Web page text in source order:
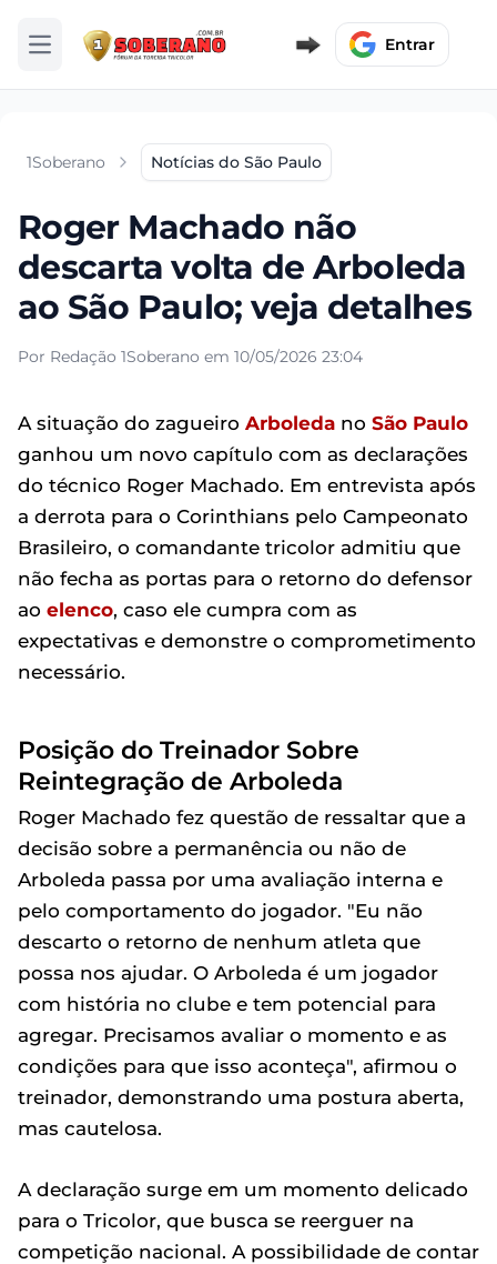
Abrir menu Entrar
1Soberano Notícias do São Paulo
Roger Machado não
descarta volta de Arboleda
ao São Paulo; veja detalhes
Por Redação 1Soberano em 10/05/2026 23:04
A situação do zagueiro Arboleda no São Paulo
ganhou um novo capítulo com as declarações
do técnico Roger Machado. Em entrevista após
a derrota para o Corinthians pelo Campeonato
Brasileiro, o comandante tricolor admitiu que
não fecha as portas para o retorno do defensor
ao elenco, caso ele cumpra com as
expectativas e demonstre o comprometimento
necessário.
Posição do Treinador Sobre
Reintegração de Arboleda
Roger Machado fez questão de ressaltar que a
decisão sobre a permanência ou não de
Arboleda passa por uma avaliação interna e
pelo comportamento do jogador. "Eu não
descarto o retorno de nenhum atleta que
possa nos ajudar. O Arboleda é um jogador
com história no clube e tem potencial para
agregar. Precisamos avaliar o momento e as
condições para que isso aconteça", afirmou o
treinador, demonstrando uma postura aberta,
mas cautelosa.
A declaração surge em um momento delicado
para o Tricolor, que busca se reerguer na
competição nacional. A possibilidade de contar